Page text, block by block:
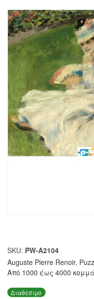
a
m
e
SKU: PW-A2104
Auguste Pierre Renoir,
Από 1000 έως 4000
Διαθέσιμο